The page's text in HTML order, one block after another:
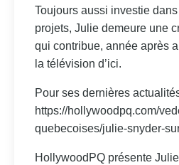
Toujours aussi investie
projets, Julie demeure une
qui contribue, année après
la télévision d’ici.
Pour ses dernières
https://hollywoodpq.com/
quebecoises/julie-snyder-
HollywoodPQ présente